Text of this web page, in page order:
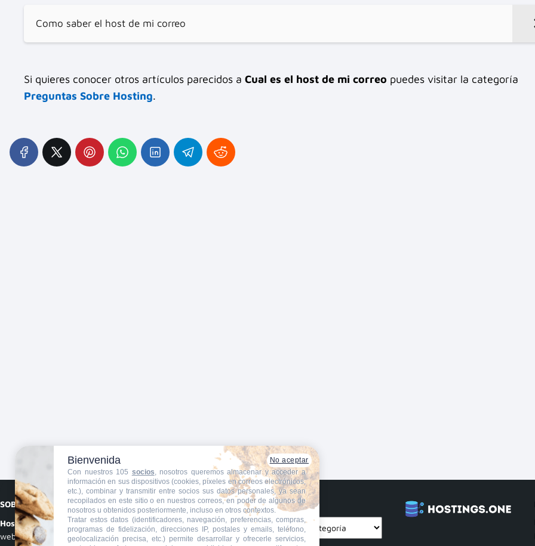
Como saber el host de mi correo
Si quieres conocer otros artículos parecidos a Cual es el host de mi correo puedes visitar la categoría
Preguntas Sobre Hosting.
SOBRE NOSOTROS:
Hostings.One:
Somos una
web dedicada a resolver
ENTRADAS RECIENTES
Soluciones Caseras para
problemas de host de red
perdido
CATEGORÍAS
No aceptar
Bienvenida
Con nuestros 105 socios, nosotros queremos almacenar y acceder a
información en sus dispositivos (cookies, píxeles en correos electrónicos,
etc.), combinar y transmitir entre socios sus datos personales, ya sean
recopilados en este sitio o en nuestros correos, en poder de algunos de
nosotros u obtenidos posteriormente, incluso en otros contextos.
Tratar estos datos (identificadores, navegación, preferencias, compras,
programas de fidelización, direcciones IP, postales y emails, teléfono,
geolocalización precisa, etc.) permite desarrollar y ofrecerle servicios,